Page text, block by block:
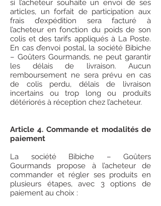
si l’acheteur souhaite un envoi de ses
articles, un forfait de participation aux
frais d’expédition sera facturé à
l’acheteur en fonction du poids de son
colis et des tarifs appliqués à La Poste.
En cas d’envoi postal, la société Bibiche
– Goûters Gourmands, ne peut garantir
les délais de livraison. Aucun
remboursement ne sera prévu en cas
de colis perdu, délais de livraison
incertains ou trop long ou produits
détériorés à réception chez l’acheteur.
Article 4. Commande et modalités de
paiement
La société Bibiche – Goûters
Gourmands propose à l’acheteur de
commander et régler ses produits en
plusieurs étapes, avec 3 options de
paiement au choix :